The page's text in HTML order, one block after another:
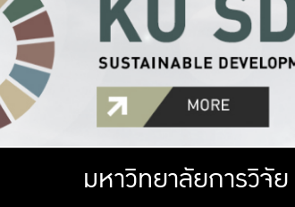
มหาวิทยา
มหาวิทยาลัยการวิจัย